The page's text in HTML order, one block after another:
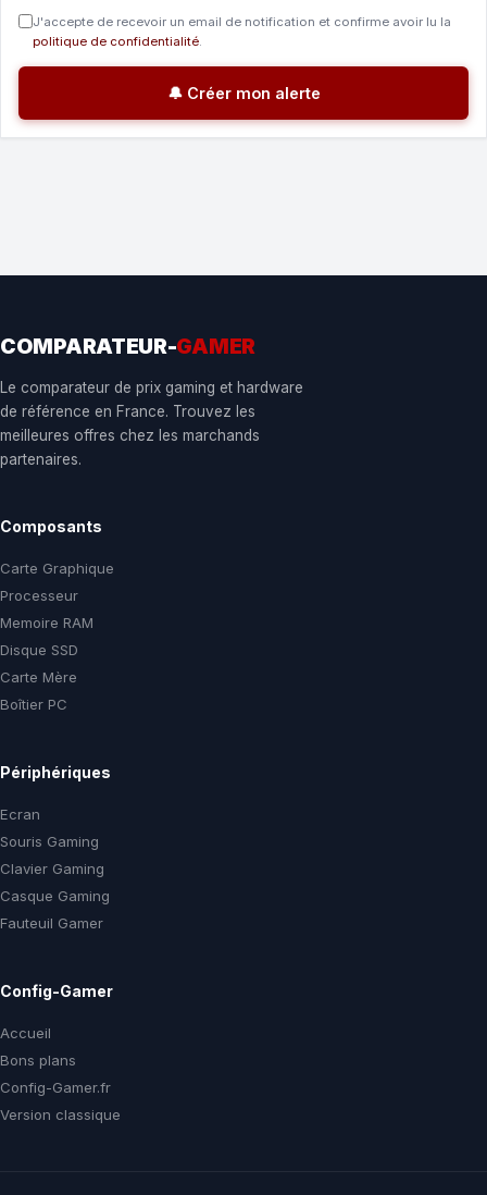
J'accepte de recevoir un email de notification et confirme avoir lu la
politique de confidentialité.
🔔 Créer mon alerte
COMPARATEUR-GAMER
Le comparateur de prix gaming et hardware
de référence en France. Trouvez les
meilleures offres chez les marchands
partenaires.
Composants
Carte Graphique
Processeur
Memoire RAM
Disque SSD
Carte Mère
Boîtier PC
Périphériques
Ecran
Souris Gaming
Clavier Gaming
Casque Gaming
Fauteuil Gamer
Config-Gamer
Accueil
Bons plans
Config-Gamer.fr
Version classique